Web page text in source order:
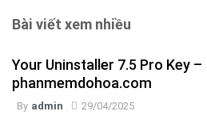
Bài viết xem nhiều
Your Uninstaller 7.5 Pro Key –
phanmemdohoa.com
By admin 29/04/2025